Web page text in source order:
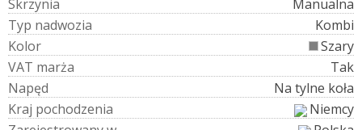
Skrzynia
Manualna
Typ nadwozia
Kombi
Kolor
Szary
VAT marża
Tak
Napęd
Na tylne koła
Kraj pochodzenia
Niemcy